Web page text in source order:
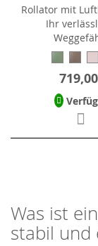
Rollator mit
Ihr
Was ist
stabil und